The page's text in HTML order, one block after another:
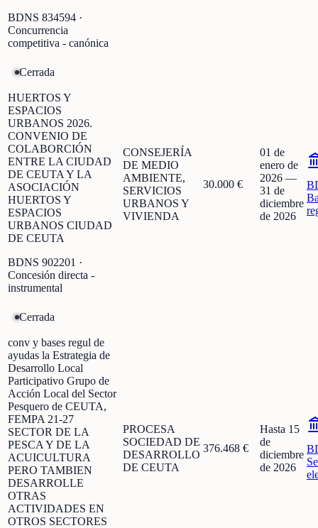
BDNS 834594 ·
Concurrencia
competitiva - canónica
Cerrada
HUERTOS Y
ESPACIOS
URBANOS 2026.
CONVENIO DE
COLABORCIÓN
ENTRE LA CIUDAD
DE CEUTA Y LA
ASOCIACIÓN
HUERTOS Y
ESPACIOS
URBANOS CIUDAD
DE CEUTA
BDNS 902201 ·
Concesión directa -
instrumental
CONSEJERÍA
DE MEDIO
AMBIENTE,
SERVICIOS
URBANOS Y
VIVIENDA
30.000 €
01 de
enero de
2026 —
31 de
diciembre
de 2026
Cerrada
conv y bases regul de
ayudas la Estrategia de
Desarrollo Local
Participativo Grupo de
Acción Local del Sector
Pesquero de CEUTA,
FEMPA 21-27
SECTOR DE LA
PESCA Y DE LA
ACUICULTURA
PERO TAMBIEN
DESARROLLE
OTRAS
ACTIVIDADES EN
OTROS SECTORES
PROCESA
SOCIEDAD DE
DESARROLLO
DE CEUTA
376.468 €
Hasta 15
de
diciembre
de 2026